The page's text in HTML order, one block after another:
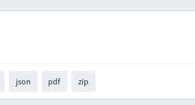
json pdf zip